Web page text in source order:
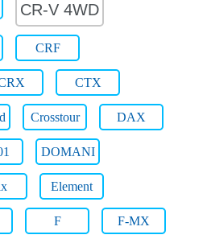
CR-V 4WD
CRF
CTX
Crosstour DAX
DOMANI
Element
F F-MX